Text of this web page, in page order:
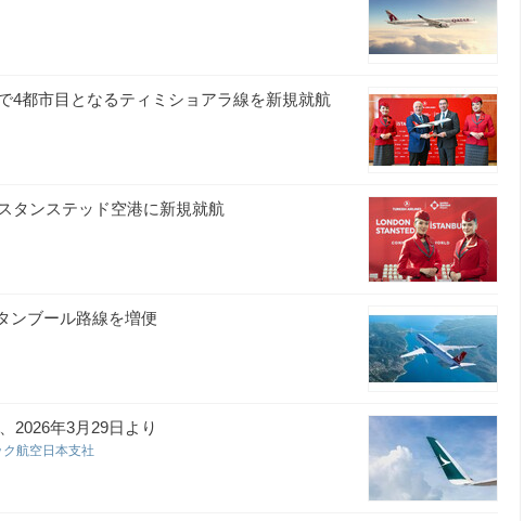
4都市目となるティミショアラ線を新規就航
タンステッド空港に新規就航
ンブール路線を増便
2026年3月29日より
航空日本支社